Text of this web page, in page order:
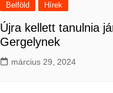
Belföld Hírek
Újra kellett tanulnia
Gergelynek
március 29, 2024